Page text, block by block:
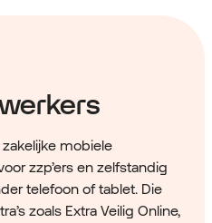
mobiele
zzp’ers en zelfstandig
telefoon of tablet. Die
zoals Extra Veilig Online,